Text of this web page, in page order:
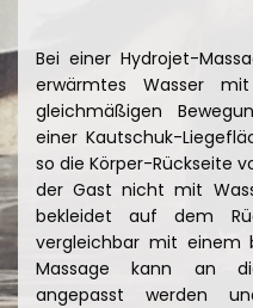
Bei einer Hydrojet-
erwärmtes Wasser
gleichmäßigen
einer Kautschuk-
so die Körper-Rückseite
der Gast nicht mit
bekleidet auf dem
vergleichbar mit einem
Massage kann an
angepasst werden